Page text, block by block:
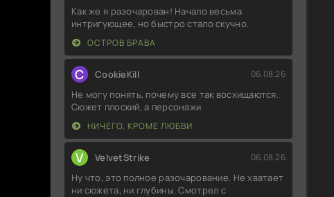
Как же я разочарован! Начало весьма
интригующее, но быстро стало скучно.
ОСТРОВ БРАВА
C CookieKill 06.08.26
Не могу понять, почему все так восхищаются.
Сюжет плоский, а персонажи
НИЧЕГО, КРОМЕ ЛЮБВИ
V VelvetStrike 06.08.26
Ну что, это полное разочарование. Не хватает
ни сюжета, ни глубины. Смотрел с